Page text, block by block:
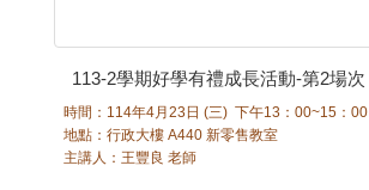
113-2學期好學有禮成長活動-第2場次
時間：114年4月23日 (三) 下午13：00~15：00
地點：行政大樓 A440 新零售教室
主講人：王豐良 老師